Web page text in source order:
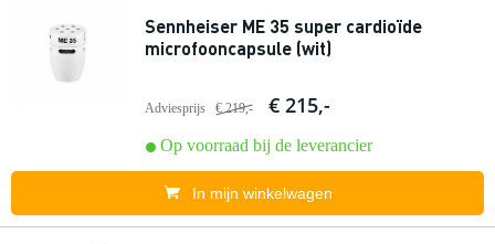
Sennheiser ME 35 super cardioïde
microfooncapsule (wit)
Adviesprijs € 219,- € 215,-
Op voorraad bij de leverancier
In mijn winkelwagen